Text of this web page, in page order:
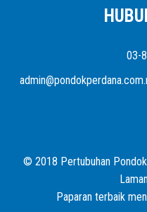
03-
© 2018 Pertubuhan
Paparan terbaik